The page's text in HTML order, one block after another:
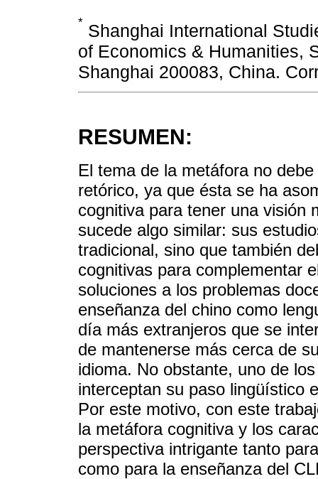
* Shanghai International
of Economics & Humanities,
Shanghai 200083, China.
RESUMEN:
El tema de la metáfora no
retórico, ya que ésta se ha
cognitiva para tener una visión
sucede algo similar: sus
tradicional, sino que también
cognitivas para complementar
soluciones a los problemas
enseñanza del chino como
día más extranjeros que se
de mantenerse más cerca de
idioma. No obstante, uno de
interceptan su paso lingüístico
Por este motivo, con este
la metáfora cognitiva y los
perspectiva intrigante tanto
como para la enseñanza del